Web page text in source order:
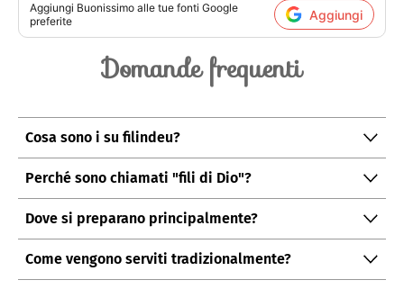
Aggiungi Buonissimo alle tue fonti Google
preferite
Aggiungi
Domande frequenti
Cosa sono i su filindeu?
Una pasta rarissima sarda fatta a mano, composta da
acqua.
Perché sono chiamati "fili di Dio"?
Il nome descrive l'aspetto filamentoso della pasta:
sottilissimi fili intrecciati tra loro che richiamano
l'immagine sacra.
Dove si preparano principalmente?
La tradizione è radicata soprattutto nella zona di Nuoro
e nel paese di Lula, legata a celebrazioni religiose
Come vengono serviti tradizionalmente?